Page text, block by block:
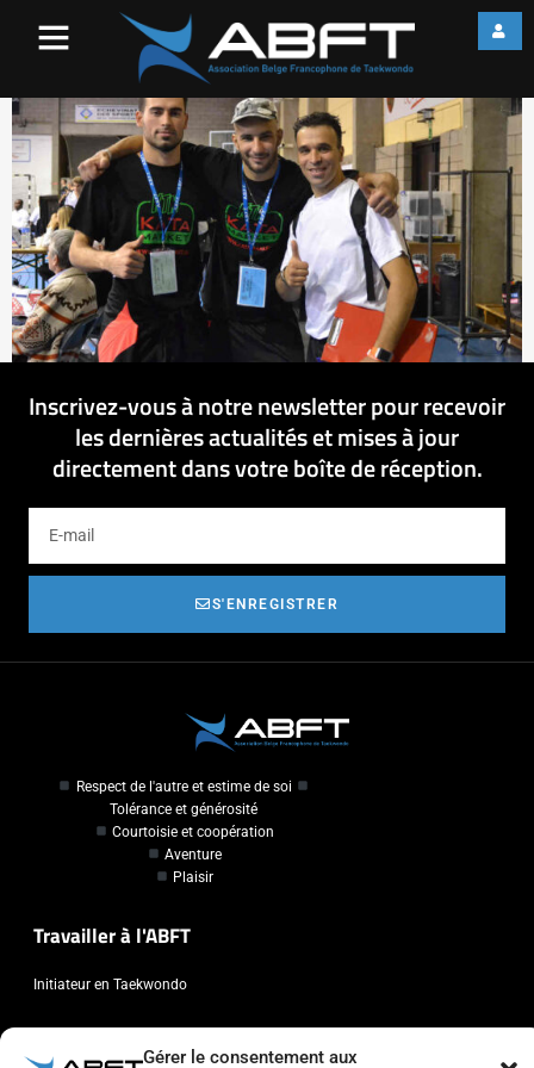
Gérer le consentement aux
Inscrivez-vous à notre newsletter pour recevoir
les dernières actualités et mises à jour
directement dans votre boîte de réception.
S'ENREGISTRER
Respect de l'autre et estime de soi
Tolérance et générosité
Courtoisie et coopération
Aventure
Plaisir
Travailler à l'ABFT
Initiateur en Taekwondo